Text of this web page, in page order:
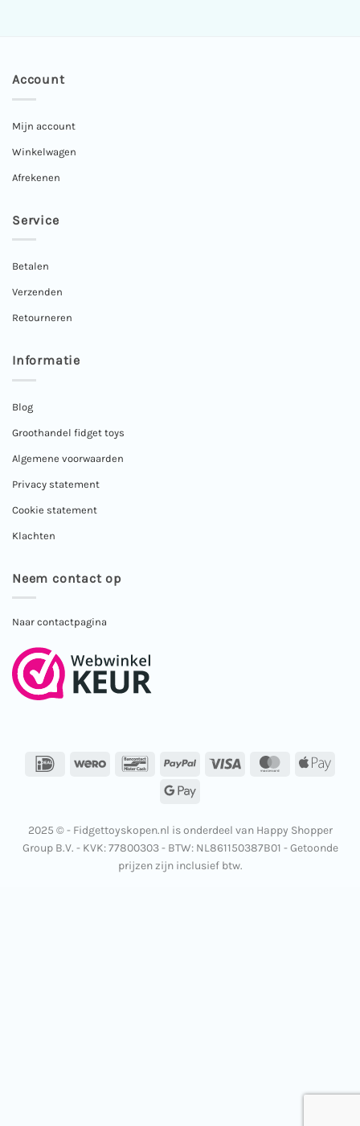
Account
Mijn account
Winkelwagen
Afrekenen
Service
Betalen
Verzenden
Retourneren
Informatie
Blog
Groothandel fidget toys
Algemene voorwaarden
Privacy statement
Cookie statement
Klachten
Neem contact op
Naar contactpagina
IDeal Wero BancontactPayPal Visa MasterCardApple
Google
2025 © - Fidgettoyskopen.nl is onderdeel van Happy Shopper
Group B.V. - KVK: 77800303 - BTW: NL861150387B01 - Getoonde
prijzen zijn inclusief btw.